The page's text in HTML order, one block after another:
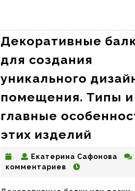
Декоративные
для создания
уникального
помещения. Типы и
главные
этих изделий
для
Екатерина Сафонова
комментариев